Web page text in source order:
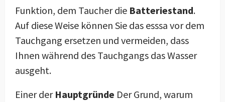
Funktion, dem Taucher die Batteriestand.
Auf diese Weise können Sie das esssa vor dem
Tauchgang ersetzen und vermeiden, dass
Ihnen während des Tauchgangs das Wasser
ausgeht.
Einer der Hauptgründe Der Grund, warum